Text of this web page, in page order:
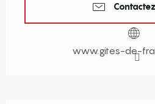
www.gites-de-